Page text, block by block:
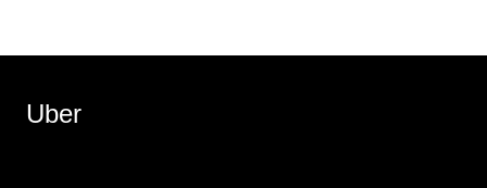
Uber